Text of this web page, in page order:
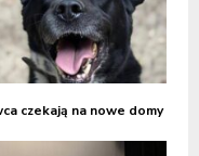
czekają na nowe domy